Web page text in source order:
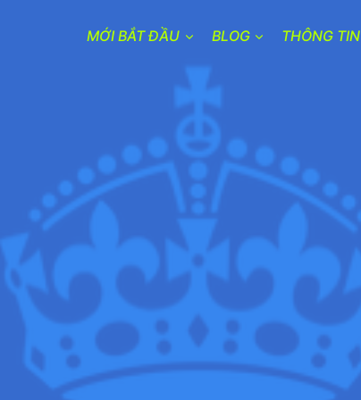
MỚI BẮT ĐẦU BLOG THÔNG TIN